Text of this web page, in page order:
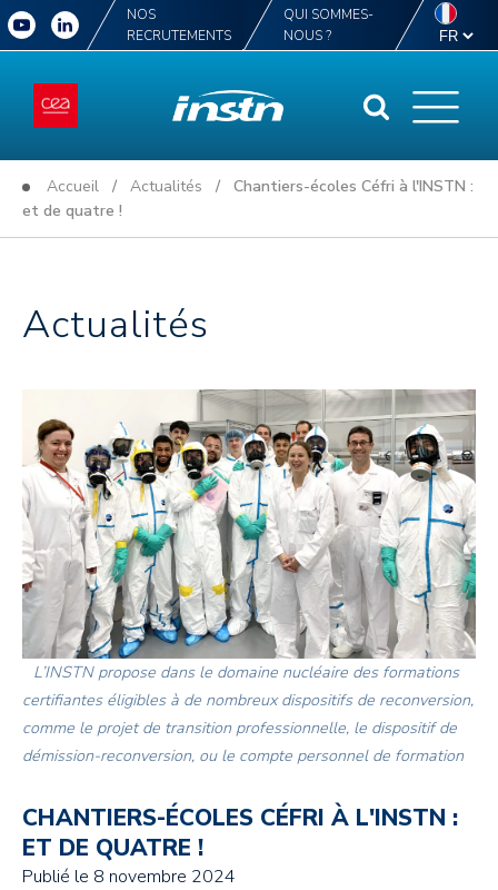
NOS
RECRUTEMENTS
QUI SOMMES-
NOUS ?
Accueil / Actualités / Chantiers-écoles Céfri à l'INSTN :
et de quatre !
Actualités
L’INSTN propose dans le domaine nucléaire des formations
certifiantes éligibles à de nombreux dispositifs de reconversion,
comme le projet de transition professionnelle, le dispositif de
démission-reconversion, ou le compte personnel de formation
CHANTIERS-ÉCOLES CÉFRI À L'INSTN :
ET DE QUATRE !
Publié le 8 novembre 2024